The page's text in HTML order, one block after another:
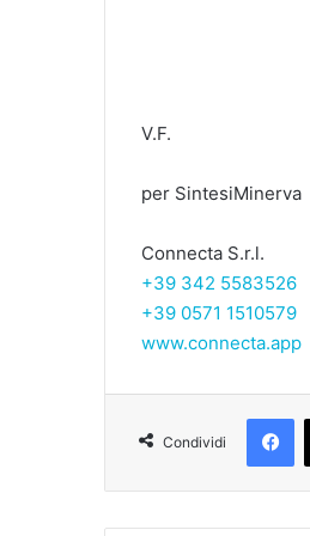
V.F.
per SintesiMinerva
Connecta S.r.l.
+39 342 5583526
+39 0571 1510579
www.connecta.app
Condividi